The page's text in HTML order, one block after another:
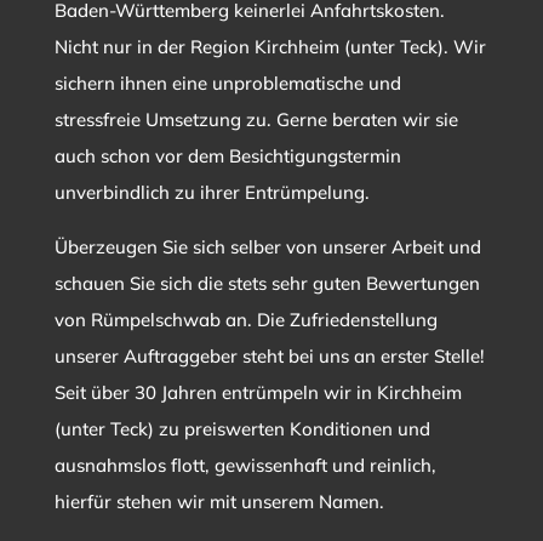
Baden-Württemberg keinerlei Anfahrtskosten.
Nicht nur in der Region Kirchheim (unter Teck). Wir
sichern ihnen eine unproblematische und
stressfreie Umsetzung zu. Gerne beraten wir sie
auch schon vor dem Besichtigungstermin
unverbindlich zu ihrer Entrümpelung.
Überzeugen Sie sich selber von unserer Arbeit und
schauen Sie sich die stets sehr guten Bewertungen
von Rümpelschwab an. Die Zufriedenstellung
unserer Auftraggeber steht bei uns an erster Stelle!
Seit über 30 Jahren entrümpeln wir in Kirchheim
(unter Teck) zu preiswerten Konditionen und
ausnahmslos flott, gewissenhaft und reinlich,
hierfür stehen wir mit unserem Namen.